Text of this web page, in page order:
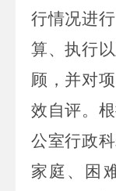
行情况进
算、执行
顾，并对
效自评。
公室行政
家庭、困